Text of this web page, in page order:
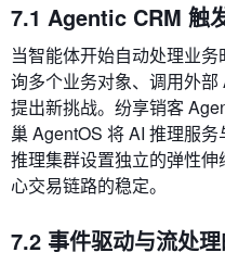
7.1 Agentic CRM 触
当智能体开始自动处理业
询多个业务对象、调用外
提出新挑战。纷享销客
巢 AgentOS 将 AI 推理服
推理集群设置独立的弹性
心交易链路的稳定。
7.2 事件驱动与流处